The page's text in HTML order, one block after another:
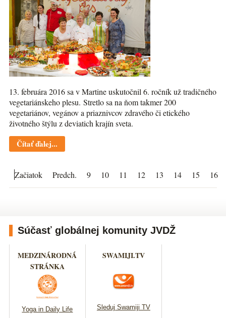
13. februára 2016 sa v Martine uskutočnil 6. ročník už tradičného
vegetariánskeho plesu. Stretlo sa na ňom takmer 200
vegetariánov, vegánov a priaznivcov zdravého či etického
životného štýlu z deviatich krajín sveta.
Čítať ďalej...
Začiatok Predch. 9 10 11 12 13 14 15 16
Súčasť globálnej komunity JVDŽ
MEDZINÁRODNÁ
STRÁNKA
Yoga in Daily Life
SWAMIJI.TV
Sleduj Swamiji TV